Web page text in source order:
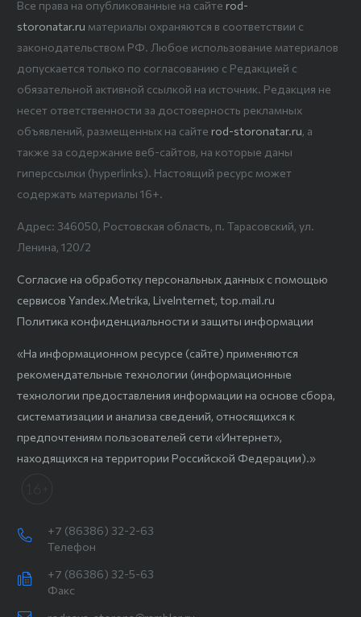
Все права на опубликованные на сайте rod-
storonatar.ru материалы охраняются в соответствии с
законодательством РФ. Любое использование материалов
допускается только по согласованию с Редакцией с
обязательной активной ссылкой на источник. Редакция не
несет ответственности за достоверность рекламных
объявлений, размещенных на сайте rod-storonatar.ru, а
также за содержание веб-сайтов, на которые даны
гиперссылки (hyperlinks). Настоящий ресурс может
содержать материалы 16+.
Адрес: 346050, Ростовская область, п. Тарасовский, ул.
Ленина, 120/2
Согласие на обработку персональных данных с помощью
сервисов Yandex.Metrika, LiveInternet, top.mail.ru
Политика конфиденциальности и защиты информации
«На информационном ресурсе (сайте) применяются
рекомендательные технологии (информационные
технологии предоставления информации на основе сбора,
систематизации и анализа сведений, относящихся к
предпочтениям пользователей сети «Интернет»,
находящихся на территории Российской Федерации).»
+7 (86386) 32-2-63
Телефон
+7 (86386) 32-5-63
Факс